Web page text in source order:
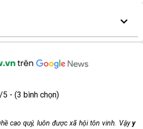
5 - (3 bình chọn)
cao quý, luôn được xã hội tôn vinh. Vậyy